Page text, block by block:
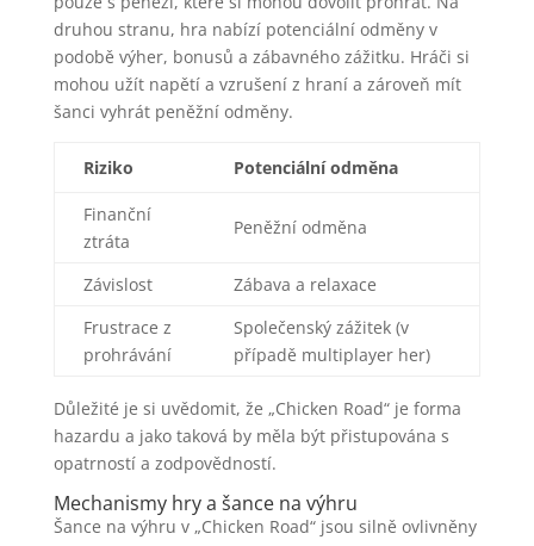
druhou stranu, hra nabízí potenciální odměny v
podobě výher, bonusů a zábavného zážitku. Hráči si
mohou užít napětí a vzrušení z hraní a zároveň mít
šanci vyhrát peněžní odměny.
Riziko Potenciální odměna
Finanční
ztráta
Peněžní odměna
Závislost
Zábava a relaxace
Frustrace z
prohrávání
Společenský zážitek (v
případě multiplayer her)
Důležité je si uvědomit, že „Chicken Road“ je forma
hazardu a jako taková by měla být přistupována s
opatrností a zodpovědností.
Mechanismy hry a šance na výhru
Šance na výhru v „Chicken Road“ jsou silně ovlivněny